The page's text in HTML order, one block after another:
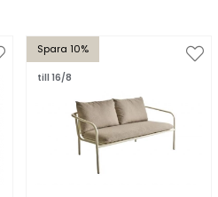
Spara 10%
till 16/8